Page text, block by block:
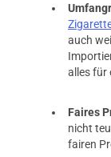
auch
alles für
Faires
nicht
fairen